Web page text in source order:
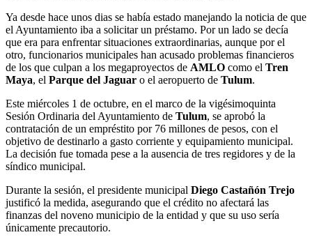
Ya desde hace unos dias se había estado manejando la noticia de que
el Ayuntamiento iba a solicitar un préstamo. Por un lado se decía
que era para enfrentar situaciones extraordinarias, aunque por el
otro, funcionarios municipales han acusado problemas financieros
de los que culpan a los megaproyectos de AMLO como el Tren
Maya, el Parque del Jaguar o el aeropuerto de Tulum.
Este miércoles 1 de octubre, en el marco de la vigésimoquinta
Sesión Ordinaria del Ayuntamiento de Tulum, se aprobó la
contratación de un empréstito por 76 millones de pesos, con el
objetivo de destinarlo a gasto corriente y equipamiento municipal.
La decisión fue tomada pese a la ausencia de tres regidores y de la
síndico municipal.
Durante la sesión, el presidente municipal Diego Castañón Trejo
justificó la medida, asegurando que el crédito no afectará las
finanzas del noveno municipio de la entidad y que su uso sería
únicamente precautorio.